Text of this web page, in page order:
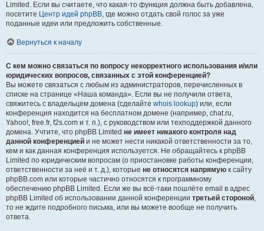
Limited. Если вы считаете, что какая-то функция должна быть добавлена,
посетите Центр идей phpBB, где можно отдать свой голос за уже
поданные идеи или предложить собственные.
Вернуться к началу
С кем можно связаться по вопросу некорректного использования и/или
юридических вопросов, связанных с этой конференцией?
Вы можете связаться с любым из администраторов, перечисленных в
списке на странице «Наша команда». Если вы не получили ответа,
свяжитесь с владельцем домена (сделайте whois lookup) или, если
конференция находится на бесплатном домене (например, chat.ru,
Yahoo!, free.fr, f2s.com и т. п.), с руководством или техподдержкой данного
домена. Учтите, что phpBB Limited не имеет никакого контроля над
данной конференцией и не может нести никакой ответственности за то,
кем и как данная конференция используется. Не обращайтесь к phpBB
Limited по юридическим вопросам (о приостановке работы конференции,
ответственности за неё и т. д.), которые не относятся напрямую к сайту
phpBB.com или которые частично относятся к программному
обеспечению phpBB Limited. Если же вы всё-таки пошлёте email в адрес
phpBB Limited об использовании данной конференции третьей стороной,
то не ждите подробного письма, или вы можете вообще не получить
ответа.